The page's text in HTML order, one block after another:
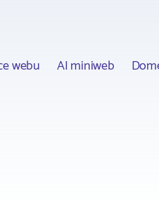
webu AI miniweb